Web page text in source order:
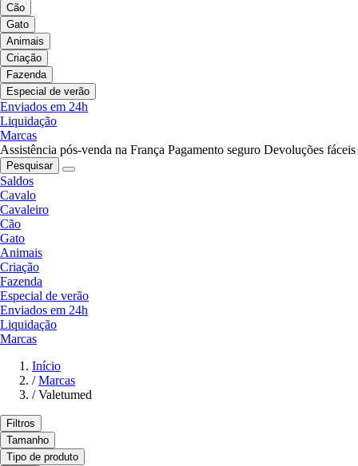
Cão
Gato
Animais
Criação
Fazenda
Especial de verão
Enviados em 24h
Liquidação
Marcas
Assistência pós-venda na França Pagamento seguro Devoluções fáceis
Pesquisar
Saldos
Cavalo
Cavaleiro
Cão
Gato
Animais
Criação
Fazenda
Especial de verão
Enviados em 24h
Liquidação
Marcas
Início
/ Marcas
/ Valetumed
Filtros
Tamanho
Tipo de produto